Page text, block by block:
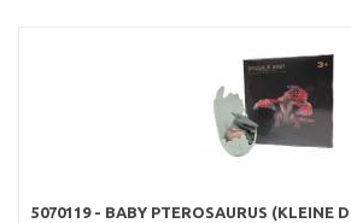
5070119 - BABY PTEROSAURUS (KLEINE